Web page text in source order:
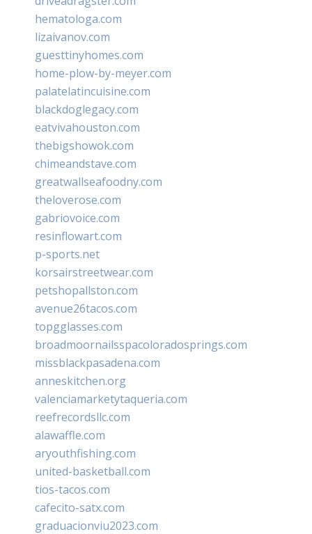
hematologa.com
lizaivanov.com
guesttinyhomes.com
home-plow-by-meyer.com
palatelatincuisine.com
blackdoglegacy.com
eatvivahouston.com
thebigshowok.com
chimeandstave.com
greatwallseafoodny.com
theloverose.com
gabriovoice.com
resinflowart.com
p-sports.net
korsairstreetwear.com
petshopallston.com
avenue26tacos.com
topgglasses.com
broadmoornailsspacoloradosprings.com
missblackpasadena.com
anneskitchen.org
valenciamarketytaqueria.com
reefrecordsllc.com
alawaffle.com
aryouthfishing.com
united-basketball.com
tios-tacos.com
cafecito-satx.com
graduacionviu2023.com